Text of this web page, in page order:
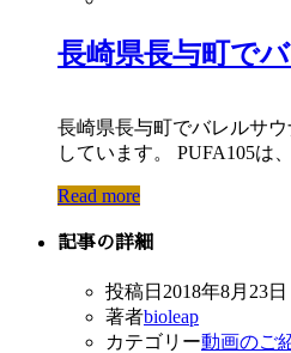
長崎県長与町で
長崎県長与町でバレルサ
しています。 PUFA105は
Read more
記事の詳細
投稿日 2018年8月23日
著者bioleap
カテゴリー動画のご